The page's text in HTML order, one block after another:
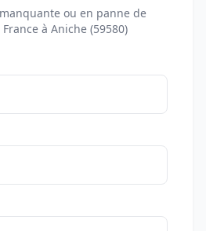
ou en panne de
à Aniche (59580)